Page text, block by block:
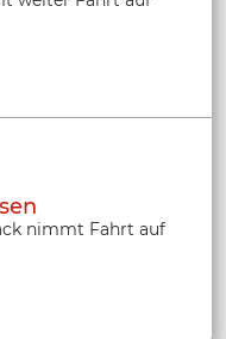
nimmt Fahrt auf